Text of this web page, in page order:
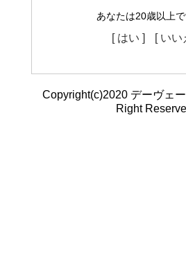
あなたは20歳以上
[ はい ] [ いい
Copyright(c)2020 デーヴェ
Right